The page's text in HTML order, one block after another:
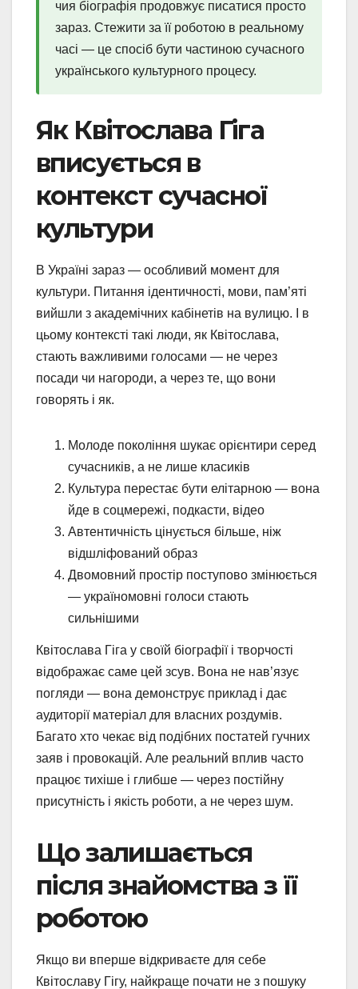
чия біографія продовжує писатися просто
зараз. Стежити за її роботою в реальному
часі — це спосіб бути частиною сучасного
українського культурного процесу.
Як Квітослава Гіга
вписується в
контекст сучасної
культури
В Україні зараз — особливий момент для
культури. Питання ідентичності, мови, пам’яті
вийшли з академічних кабінетів на вулицю. І в
цьому контексті такі люди, як Квітослава,
стають важливими голосами — не через
посади чи нагороди, а через те, що вони
говорять і як.
Молоде покоління шукає орієнтири серед
сучасників, а не лише класиків
Культура перестає бути елітарною — вона
йде в соцмережі, подкасти, відео
Автентичність цінується більше, ніж
відшліфований образ
Двомовний простір поступово змінюється
— україномовні голоси стають
сильнішими
Квітослава Гіга у своїй біографії і творчості
відображає саме цей зсув. Вона не нав’язує
погляди — вона демонструє приклад і дає
аудиторії матеріал для власних роздумів.
Багато хто чекає від подібних постатей гучних
заяв і провокацій. Але реальний вплив часто
працює тихіше і глибше — через постійну
присутність і якість роботи, а не через шум.
Що залишається
після знайомства з її
роботою
Якщо ви вперше відкриваєте для себе
Квітославу Гігу, найкраще почати не з пошуку